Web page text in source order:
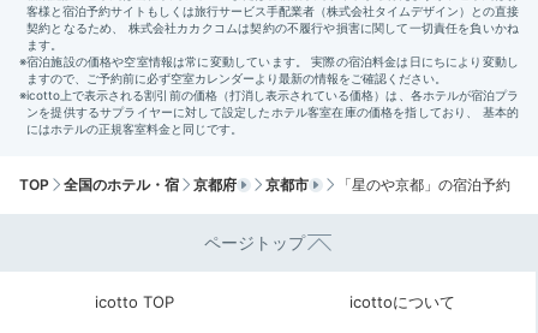
2日目
Breakfast
「朝鍋」をお部屋食で
身体に染みわたる朝食
TOP 全国のホテル・宿 京都府 京都市 「星のや京都」の宿泊予約
ページトップ
icotto TOP icottoについて